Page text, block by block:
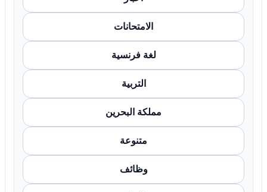
الامتحانات
لغة فرنسية
التربية
مملكة البحرين
متنوعة
وظائف